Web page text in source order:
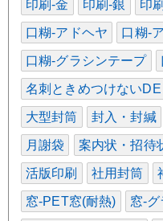
印刷-金 印刷-銀 印
口糊-アドヘヤ 口糊-
口糊-グラシンテープ
名刺ときめつけないDE
大型封筒 封入・封緘
月謝袋 案内状・招待
活版印刷 社用封筒
窓-PET窓(耐熱) 窓-